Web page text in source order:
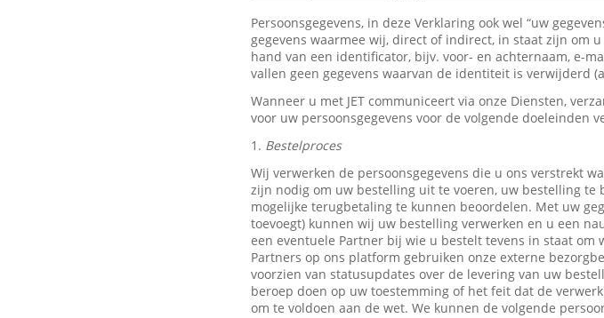
Persoonsgegevens, in deze Verklaring ook wel “uw
gegevens waarmee wij, direct of indirect, in staat zijn om
hand van een identificator, bijv. voor- en achternaam, e-
vallen geen gegevens waarvan de identiteit is verwijderd
Wanneer u met JET communiceert via onze Diensten,
voor uw persoonsgegevens voor de volgende doeleinden
1. Bestelproces
Wij verwerken de persoonsgegevens die u ons verstrekt
zijn nodig om uw bestelling uit te voeren, uw bestelling te
mogelijke terugbetaling te kunnen beoordelen. Met uw
toevoegt) kunnen wij uw bestelling verwerken en u een
een eventuele Partner bij wie u bestelt tevens in staat om
Partners op ons platform gebruiken onze externe
voorzien van statusupdates over de levering van uw
beroep doen op uw toestemming of het feit dat de
om te voldoen aan de wet. We kunnen de volgende